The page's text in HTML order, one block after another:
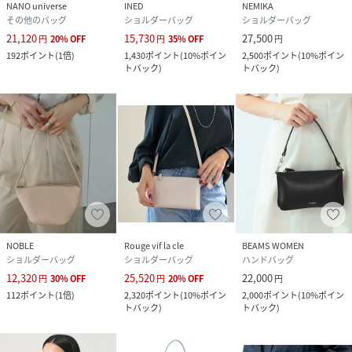
※詳しい採寸情報につきましては、アイテムサイズ項目をご
確認ください。
素敵なLIFEを送ってもらいたい。その思いから生まれた
YAHKIは、持つ度に、ときめき、輝やいてもらえる事を願っ
て作られたバッグブランドです。
■取扱方法
こちらの商品は水や雨に濡れたり、汗による湿気、乾燥状態
での摩擦により革が色落ちし、薄い色の衣服などに色移りす
る可能性がございます。予めご了承いただき、ご使用の際に
はご注意くださいますようお願い致します。
※サンプルにて撮影、採寸を行う為、実際にお届けする商品
と仕様やサイズが異なる場合がございます。予約時は生産の
予めご了承下さい。
NANO universe
その他のバッグ
21,120円 20%OFF
192ポイント(1倍)
INED
ショルダーバッグ
15,730円 35%OFF
1,430ポイント(10%ポイン
トバック)
NEMIKA
ショルダーバッグ
27,500円
2,500ポイント(10%ポイン
トバック)
NOBLE
ショルダーバッグ
12,320円 30%OFF
112ポイント(1倍)
Rouge vif la cle
ショルダーバッグ
25,520円 20%OFF
2,320ポイント(10%ポイン
トバック)
BEAMS WOMEN
ハンドバッグ
22,000円
2,000ポイント(10%ポイン
トバック)